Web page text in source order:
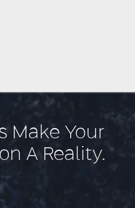
Make Your
A Reality.